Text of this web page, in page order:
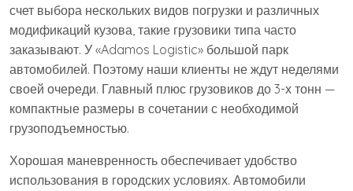
счет выбора нескольких видов погрузки и различных
модификаций кузова, такие грузовики типа часто
заказывают. У «Adamos Logistic» большой парк
автомобилей. Поэтому наши клиенты не ждут неделями
своей очереди. Главный плюс грузовиков до 3-х тонн —
компактные размеры в сочетании с необходимой
грузоподъемностью.
Хорошая маневренность обеспечивает удобство
использования в городских условиях. Автомобили